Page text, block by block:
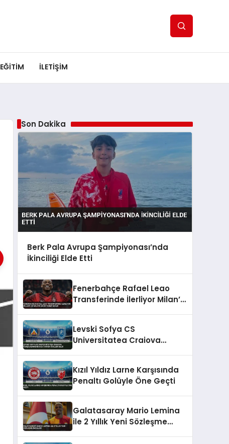
EĞITIM İLETIŞIM
Son Dakika
Berk Pala Avrupa Şampiyonası’nda
İkinciliği Elde Etti
Fenerbahçe Rafael Leao
Transferinde İlerliyor Milan’a
Levski Sofya CS
Universitatea Craiova
Kızıl Yıldız Larne Karşısında
Penaltı Golüyle Öne Geçti
Galatasaray Mario Lemina
ile 2 Yıllık Yeni Sözleşme